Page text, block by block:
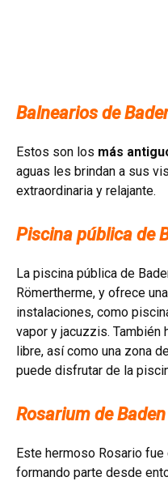
Balnearios de
Estos son los más
aguas les brindan a sus
extraordinaria y relajante.
Piscina pública de
La piscina pública de
Römertherme, y ofrece
instalaciones, como
vapor y jacuzzis. También
libre, así como una zona
puede disfrutar de la
Rosarium de Baden
Este hermoso Rosario
formando parte desde